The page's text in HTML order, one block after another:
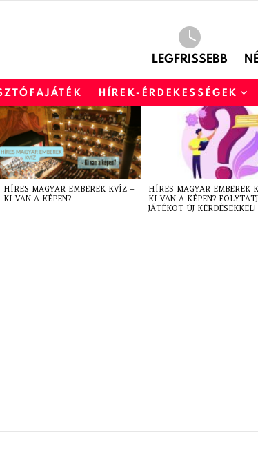
LEGFRISSEBB
HÍREK-ÉRDEKESSÉGEK
HÍRES MAGYAR EMBEREK KVÍZ –
KI VAN A KÉPEN?
HÍRES MAGYAR EMBEREK
KI VAN A KÉPEN?
JÁTÉKOT ÚJ KÉRDÉSEKKEL!